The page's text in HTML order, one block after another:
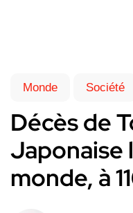
Monde Société
Décès de
Japonaise
monde, à